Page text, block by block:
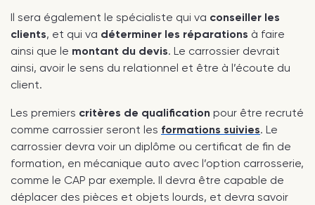
Il sera également le spécialiste qui va conseiller les
clients, et qui va déterminer les réparations à faire
ainsi que le montant du devis. Le carrossier devrait
ainsi, avoir le sens du relationnel et être à l’écoute du
client.
Les premiers critères de qualification pour être recruté
comme carrossier seront les formations suivies. Le
carrossier devra voir un diplôme ou certificat de fin de
formation, en mécanique auto avec l’option carrosserie,
comme le CAP par exemple. Il devra être capable de
déplacer des pièces et objets lourds, et devra savoir